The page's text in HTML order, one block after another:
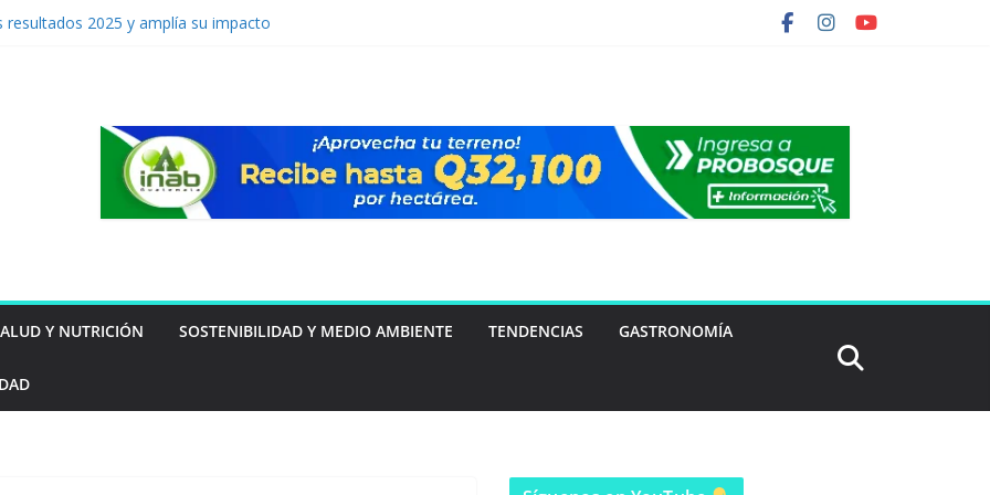
resultados 2025 y amplía su impacto
de lavado: Guatemala apuesta por
ventaja competitiva
por primera vez a Guatemala
Y NUTRICIÓN SOSTENIBILIDAD Y MEDIO AMBIENTE TENDENCIAS GASTRONOMÍA